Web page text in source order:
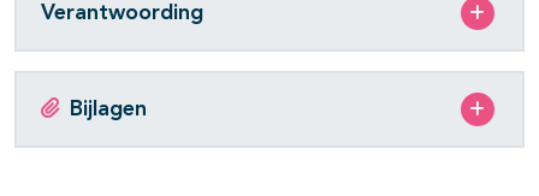
Verantwoording
Bijlagen